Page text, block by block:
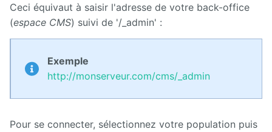
Ceci équivaut à saisir l'adresse de votre back-office
(espace CMS) suivi de '/_admin' :
Exemple
http://monserveur.com/cms/_admin
Pour se connecter, sélectionnez votre population puis